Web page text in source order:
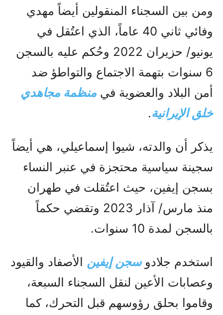
ومن بين السجناء المنقولين أيضاً مهدي
وفائي ثاني 40 عاماً، الذي اعتُقل في
يونيو/ حزيران 2022 وحُكم عليه بالسجن
6 سنوات بتهمة الاجتماع والتواطؤ ضد
أمن البلاد والعضوية في منظمة مجاهدي
خلق الإيرانية.
يذكر أن والدته، شيوا إسماعيلي، هي أيضاً
سجينة سياسية محتجزة في عنبر النساء
بسجن إيفين، حيث اعتُقلت في طهران
منذ مارس/ آذار 2023 وتقضي حكماً
بالسجن لمدة 10 سنوات.
استخدم جلادوسجن إيفين الأصفاد والقيود
وعصابات الأعين لنقل السجناء السبعة،
وقاموا بحلق رؤوسهم قبل التحرك، كما